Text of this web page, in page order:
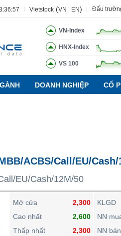
Vietstock (VN EN) Đấu
VN-Index
HNX-Index
VS 100
DOANH NGHIỆP CỔ
ACBS/Call/EU/Cash/
EU/Cash/12M/50
Mở cửa
2,300
Cao nhất
2,600
Thấp nhất
2,300
KLGD
NN
NN bán
Mã chứng khoán Lãnh